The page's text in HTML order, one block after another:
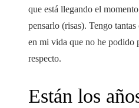
que está llegando el
pensarlo (risas). Tengo tantas
en mi vida que no he podido
respecto.
Están los